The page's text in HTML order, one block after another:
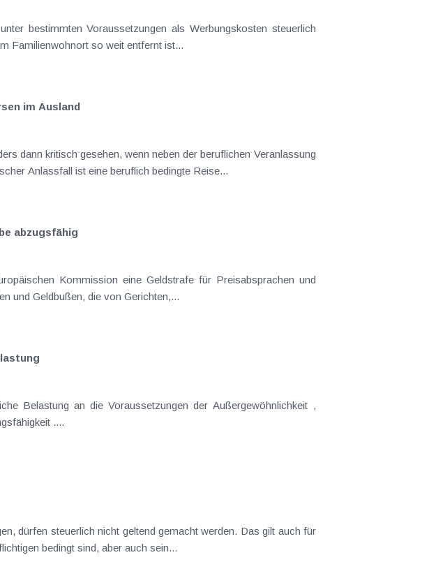
geltend gemacht werden. Wesentliches Kriterium dabei ist, dass die Arbeitsstätte vom Familienwohnort so weit entfernt ist...
im Ausland
Veranlassung
auch ein privates Interesse (selbst in untergeordnetem Ausmaß) hinzukommt . Typischer Anlassfall ist eine beruflich bedingte Reise...
abzugsfähig
unlauteren Wettbewerb verhängt. Dem Körperschaftsteuergesetz folgend sind Strafen und Geldbußen, die von Gerichten,...
Leistungsfähigkeit ....
sogenannte Repräsentationsaufwendungen , die zwar durch den Beruf des Steuerpflichtigen bedingt sind, aber auch sein...